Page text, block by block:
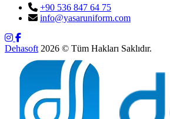
+90 536 847 64 75
info@yasaruniform.com
Dehasoft 2026 © Tüm Hakları Saklıdır.